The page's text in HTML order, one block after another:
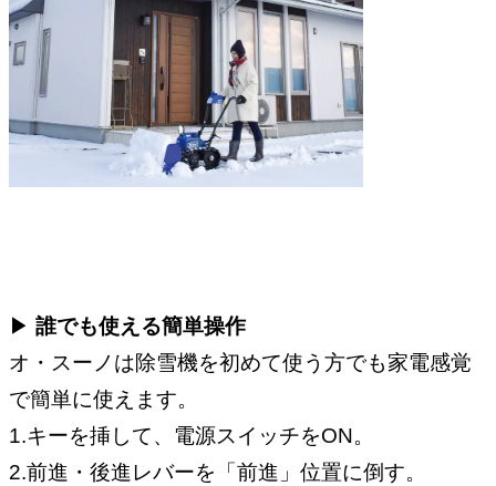
▶︎ 誰でも使える簡単操作
オ・スーノは除雪機を初めて使う方でも家電感覚
で簡単に使えます。
1.キーを挿して、電源スイッチをON。
2.前進・後進レバーを「前進」位置に倒す。